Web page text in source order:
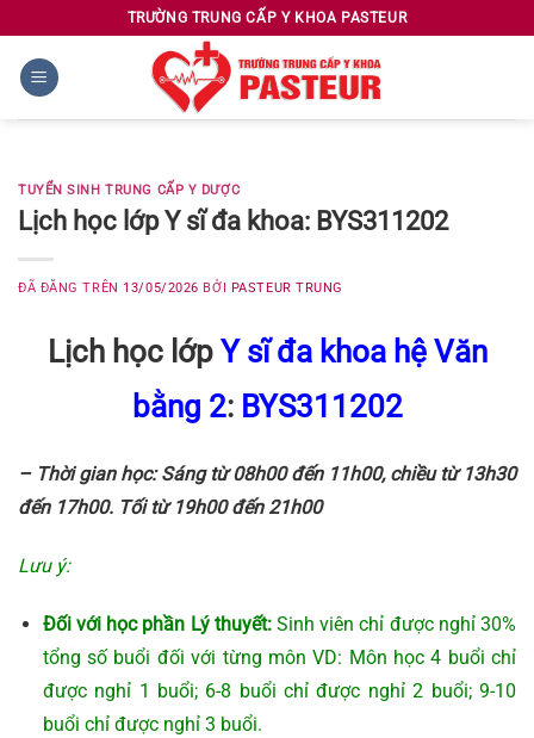
nội
dung
TRƯỜNG TRUNG CẤP Y KHOA PASTEUR
TUYỂN SINH TRUNG CẤP Y DƯỢC
Lịch học lớp Y sĩ đa khoa: BYS311202
ĐÃ ĐĂNG TRÊN 13/05/2026 BỞI PASTEUR TRUNG
Lịch học lớp Y sĩ đa khoa hệ Văn
bằng 2: BYS311202
– Thời gian học: Sáng từ 08h00 đến 11h00, chiều từ 13h30
đến 17h00. Tối từ 19h00 đến 21h00
Lưu ý:
Đối với học phần Lý thuyết:Sinh viên chỉ được nghỉ 30%
tổng số buổi đối với từng môn VD: Môn học 4 buổi chỉ
được nghỉ 1 buổi; 6-8 buổi chỉ được nghỉ 2 buổi; 9-10
buổi chỉ được nghỉ 3 buổi.